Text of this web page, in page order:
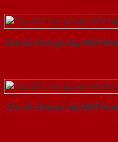
Cửa Gỗ Chống Cháy MDF
Cửa Gỗ Chống Cháy MDF